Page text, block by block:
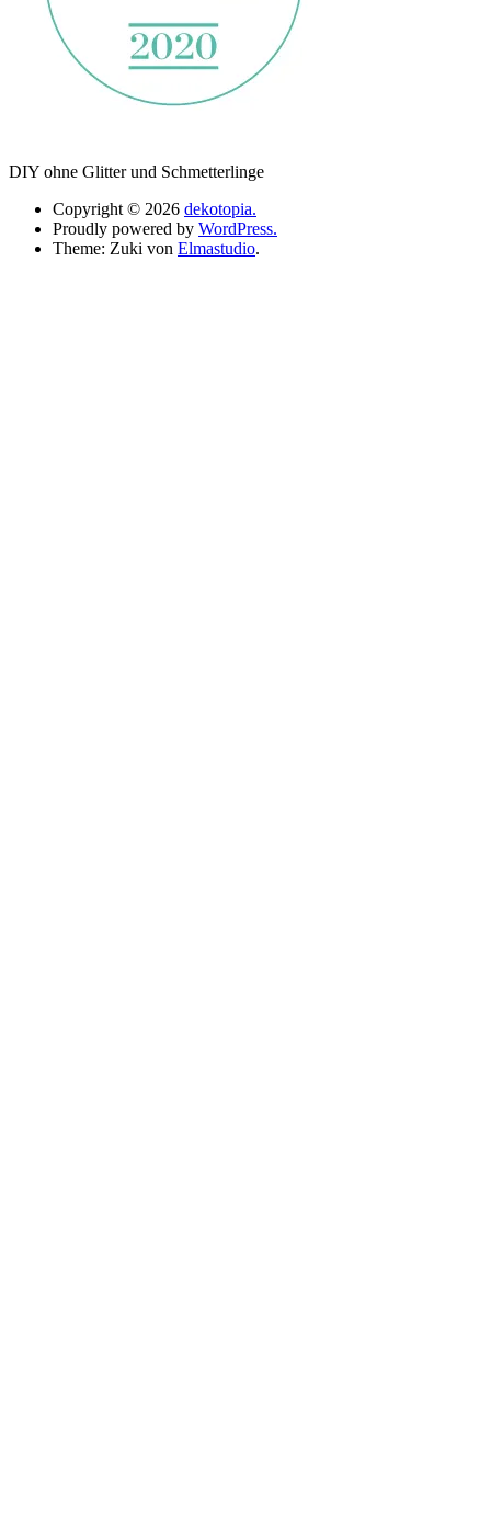
DIY ohne Glitter und Schmetterlinge
Copyright © 2026 dekotopia.
Proudly powered by WordPress.
Theme: Zuki von Elmastudio.